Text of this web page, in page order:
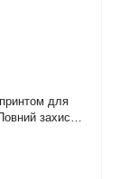
для
захист